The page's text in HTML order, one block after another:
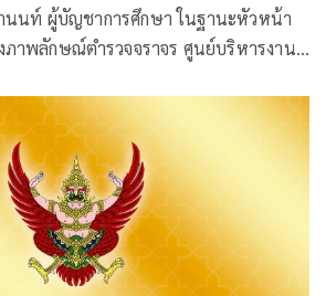
นท์ ผู้บัญชาการศึกษา ในฐานะหัวหน้า
ภาพลักษณ์ตำรวจจราจร ศูนย์บริหารงาน